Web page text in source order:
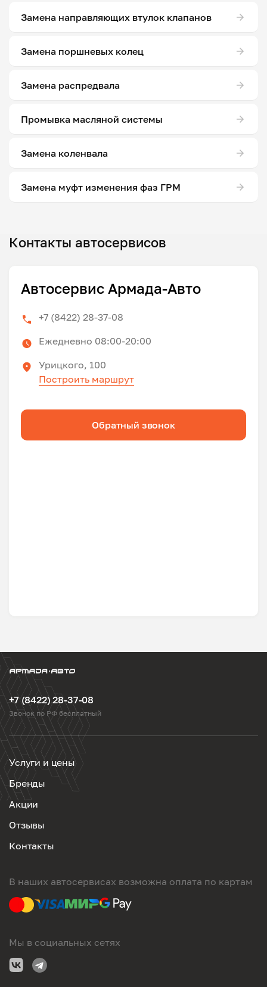
Замена направляющих втулок клапанов
Замена поршневых колец
Замена распредвала
Промывка масляной системы
Замена коленвала
Замена муфт изменения фаз ГРМ
Контакты автосервисов
Автосервис Армада-Авто
+7 (8422) 28-37-08
Ежедневно 08:00-20:00
Урицкого, 100
Построить маршрут
Обратный звонок
+7 (8422) 28-37-08
Звонок по РФ бесплатный
Услуги и цены
Бренды
Акции
Отзывы
Контакты
В наших автосервисах возможна оплата по картам
Мы в социальных сетях